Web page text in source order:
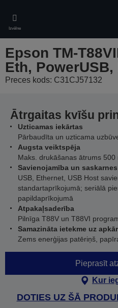
main
content
Izvēlne
Epson TM-
Eth,
Preces kods: C31CJ57132
Ātrgaitas kvīšu
Uzticamas iekārtas
Pārbaudīta un uzticama
Augsta veiktspēja
Maks. drukāšanas ātrums 500
Savienojamība un
USB, Ethernet, USB Host
standartaprīkojumā; seriālā
papildaprīkojumā
Atpakaļsaderība
Pilnīga T88V un T88VI
Samazināta ietekme uz
Zems enerģijas patēriņš,
Pieprasīt
Kur
DOTIES UZ ŠĀ